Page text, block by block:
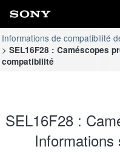
Informations de compatibilité
SEL16F28 : Caméscopes
compatibilité
SEL16F28 :